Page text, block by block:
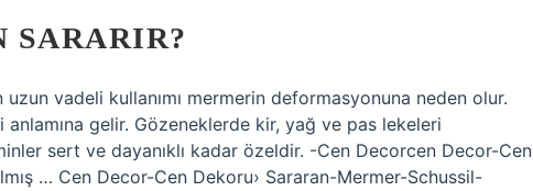
SARARIR?
uzun vadeli kullanımı mermerin deformasyonuna neden olur.
gelir. Gözeneklerde kir, yağ ve pas lekeleri
sert ve dayanıklı kadar özeldir. -Cen Decorcen Decor-Cen
… Cen Decor-Cen Dekoru› Sararan-Mermer-Schussil-